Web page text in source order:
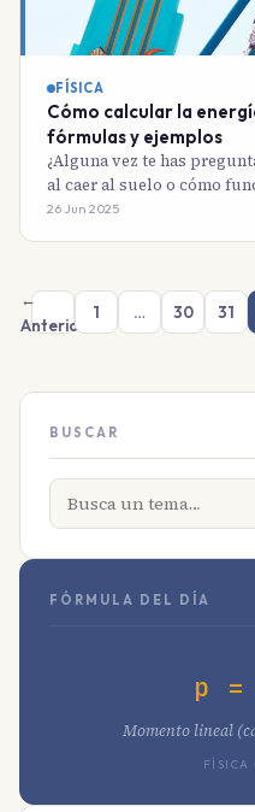
FÍSICA
Cómo calcular la
fórmulas y ejemplos
¿Alguna vez te has
al caer al suelo o cómo
26 Jun 2025
←
Anterior
1 … 30 31
BUSCAR
FÓRMULA DEL DÍA
p =
Momento lineal
FÍSICA